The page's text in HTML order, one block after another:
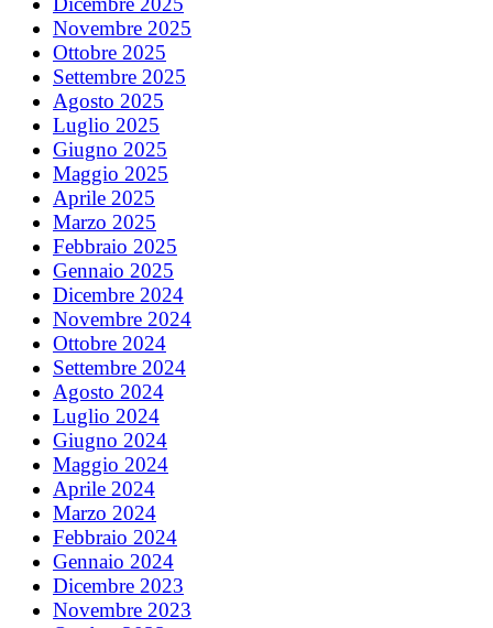
Novembre 2025
Ottobre 2025
Settembre 2025
Agosto 2025
Luglio 2025
Giugno 2025
Maggio 2025
Aprile 2025
Marzo 2025
Febbraio 2025
Gennaio 2025
Dicembre 2024
Novembre 2024
Ottobre 2024
Settembre 2024
Agosto 2024
Luglio 2024
Giugno 2024
Maggio 2024
Aprile 2024
Marzo 2024
Febbraio 2024
Gennaio 2024
Dicembre 2023
Novembre 2023